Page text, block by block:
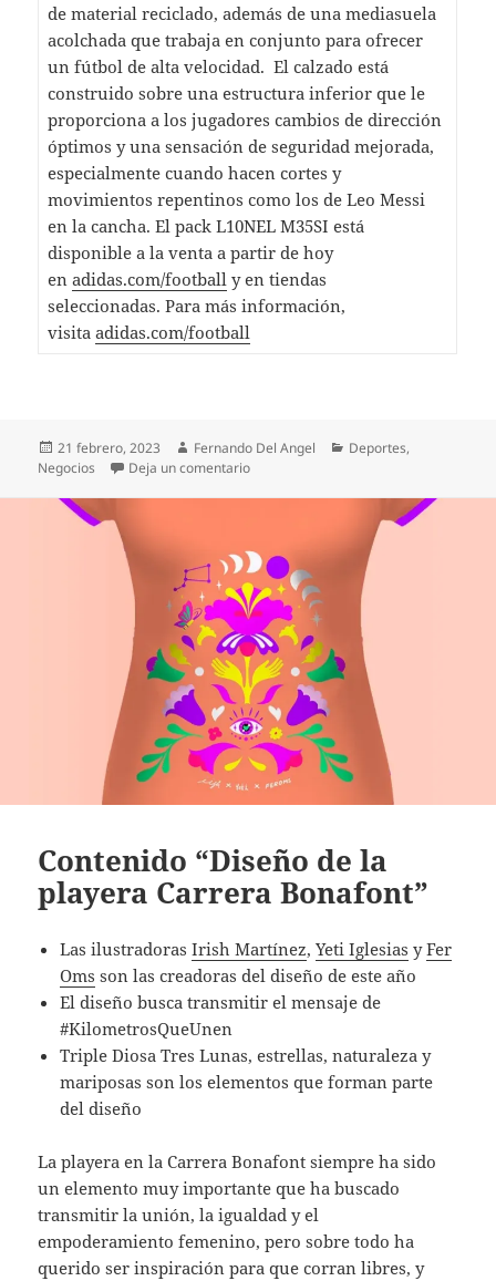
de material reciclado, además de una mediasuela
acolchada que trabaja en conjunto para ofrecer
un fútbol de alta velocidad. El calzado está
construido sobre una estructura inferior que le
proporciona a los jugadores cambios de dirección
óptimos y una sensación de seguridad mejorada,
especialmente cuando hacen cortes y
movimientos repentinos como los de Leo Messi
en la cancha. El pack L10NEL M35SI está
disponible a la venta a partir de hoy
en adidas.com/footbally en tiendas
seleccionadas. Para más información,
visita adidas.com/football
Publicado
el
21 febrero, 2023 Autor
Fernando Del Angel Categorías
Deportes,
Negocios
Deja un comentarioen En homenaje a 35 años de
Contenido “Diseño de la
playera Carrera Bonafont”
Las ilustradorasIrish Martínez,Yeti Iglesias yFer
Oms son las creadoras del diseño de este año
El diseño busca transmitir el mensaje de
#KilometrosQueUnen
Triple Diosa Tres Lunas, estrellas, naturaleza y
mariposas son los elementos que forman parte
del diseño
La playera en la Carrera Bonafont siempre ha sido
un elemento muy importante que ha buscado
transmitir la unión, la igualdad y el
empoderamiento femenino, pero sobre todo ha
querido ser inspiración para que corran libres, y